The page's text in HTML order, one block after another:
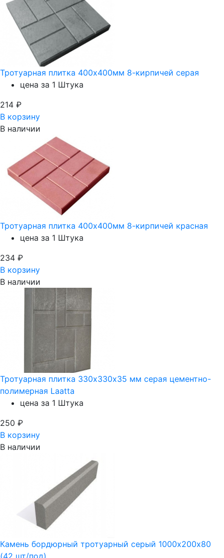
Тротуарная плитка 400х400мм 8-кирпичей серая
цена за 1 Штука
214 ₽
В корзину
В наличии
Тротуарная плитка 400х400мм 8-кирпичей красная
цена за 1 Штука
234 ₽
В корзину
В наличии
Тротуарная плитка 330х330х35 мм серая цементно-
полимерная Laatta
цена за 1 Штука
250 ₽
В корзину
В наличии
Камень бордюрный тротуарный серый 1000х200х80